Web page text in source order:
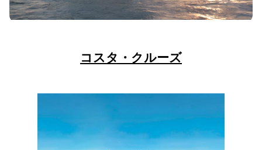
コスタ・クルーズ